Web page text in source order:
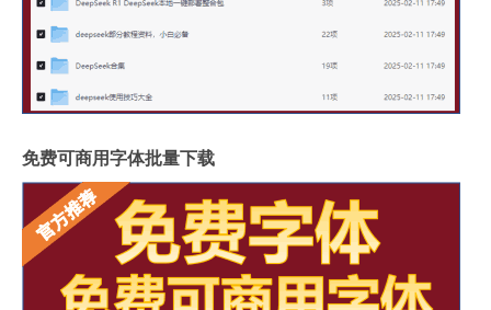
免费可商用字体批量下载